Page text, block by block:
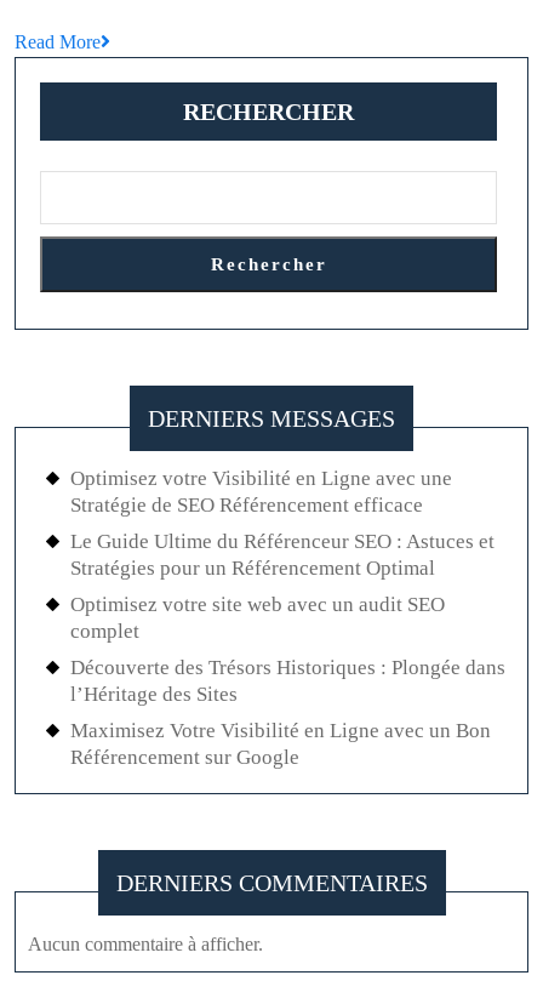
Précieuses
:
Beauté
Symbolisme
Read More
RECHERCHER
Rechercher
DERNIERS MESSAGES
Optimisez votre Visibilité en Ligne avec une
Stratégie de SEO Référencement efficace
Le Guide Ultime du Référenceur SEO : Astuces et
Stratégies pour un Référencement Optimal
Optimisez votre site web avec un audit SEO
complet
Découverte des Trésors Historiques : Plongée dans
l’Héritage des Sites
Maximisez Votre Visibilité en Ligne avec un Bon
Référencement sur Google
DERNIERS COMMENTAIRES
Aucun commentaire à afficher.